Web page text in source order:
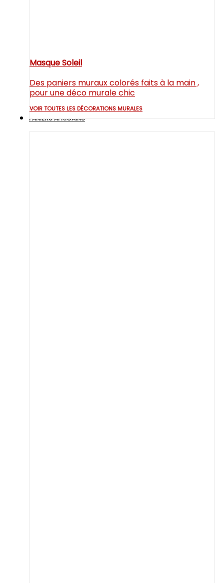
Masque Soleil
Des paniers muraux colorés faits à la main ,
pour une déco murale chic
VOIR TOUTES LES DÉCORATIONS MURALES
PANIERS AFRICAINS